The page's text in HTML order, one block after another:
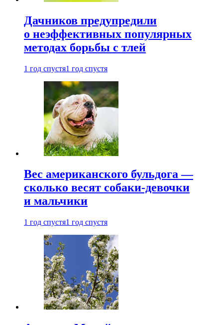
Дачников предупредили
о неэффективных популярных
методах борьбы с тлей
1 год спустя1 год спустя
Вес американского бульдога —
сколько весят собаки-девочки
и мальчики
1 год спустя1 год спустя